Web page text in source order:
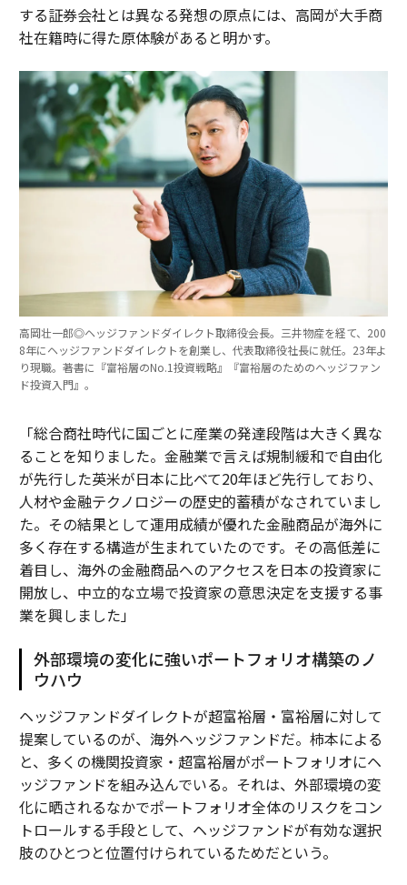
する証券会社とは異なる発想の原点には、高岡が大手商
社在籍時に得た原体験があると明かす。
高岡壮一郎◎ヘッジファンドダイレクト取締役会長。三井物産を経て、200
8年にヘッジファンドダイレクトを創業し、代表取締役社長に就任。23年よ
り現職。著書に『富裕層のNo.1投資戦略』『富裕層のためのヘッジファン
ド投資入門』。
「総合商社時代に国ごとに産業の発達段階は大きく異な
ることを知りました。金融業で言えば規制緩和で自由化
が先行した英米が日本に比べて20年ほど先行しており、
人材や金融テクノロジーの歴史的蓄積がなされていまし
た。その結果として運用成績が優れた金融商品が海外に
多く存在する構造が生まれていたのです。その高低差に
着目し、海外の金融商品へのアクセスを日本の投資家に
開放し、中立的な立場で投資家の意思決定を支援する事
業を興しました」
外部環境の変化に強いポートフォリオ構築のノ
ウハウ
ヘッジファンドダイレクトが超富裕層・富裕層に対して
提案しているのが、海外ヘッジファンドだ。柿本による
と、多くの機関投資家・超富裕層がポートフォリオにヘ
ッジファンドを組み込んでいる。それは、外部環境の変
化に晒されるなかでポートフォリオ全体のリスクをコン
トロールする手段として、ヘッジファンドが有効な選択
肢のひとつと位置付けられているためだという。